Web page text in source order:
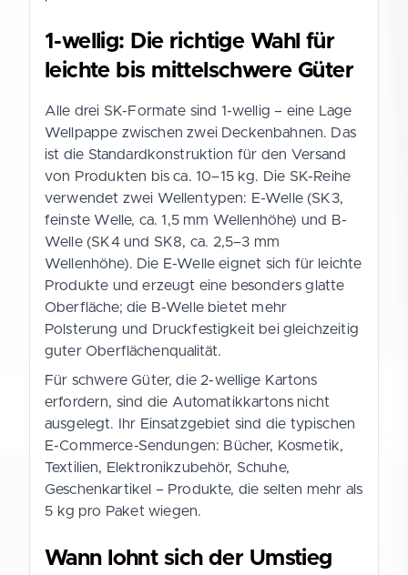
1-wellig: Die richtige Wahl für
leichte bis mittelschwere Güter
Alle drei SK-Formate sind 1-wellig – eine Lage
Wellpappe zwischen zwei Deckenbahnen. Das
ist die Standardkonstruktion für den Versand
von Produkten bis ca. 10–15 kg. Die SK-Reihe
verwendet zwei Wellentypen: E-Welle (SK3,
feinste Welle, ca. 1,5 mm Wellenhöhe) und B-
Welle (SK4 und SK8, ca. 2,5–3 mm
Wellenhöhe). Die E-Welle eignet sich für leichte
Produkte und erzeugt eine besonders glatte
Oberfläche; die B-Welle bietet mehr
Polsterung und Druckfestigkeit bei gleichzeitig
guter Oberflächenqualität.
Für schwere Güter, die 2-wellige Kartons
erfordern, sind die Automatikkartons nicht
ausgelegt. Ihr Einsatzgebiet sind die typischen
E-Commerce-Sendungen: Bücher, Kosmetik,
Textilien, Elektronikzubehör, Schuhe,
Geschenkartikel – Produkte, die selten mehr als
5 kg pro Paket wiegen.
Wann lohnt sich der Umstieg